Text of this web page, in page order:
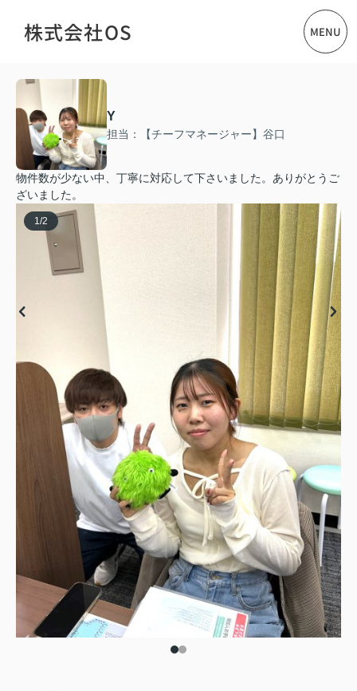
株式会社OS MENU
Y
担当：【チーフマネージャー】谷口
物件数が少ない中、丁寧に対応して下さいました。ありがとうご
ざいました。
1/2